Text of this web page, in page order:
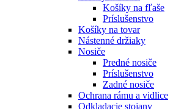
Košíky na fľaše
Príslušenstvo
Košíky na tovar
Nástenné držiaky
Nosiče
Predné nosiče
Príslušenstvo
Zadné nosiče
Ochrana rámu a vidlice
Odkladacie stojany